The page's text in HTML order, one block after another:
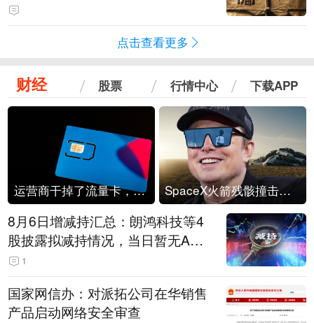
点击查看更多
财经 股票 行情中心 下载APP
运营商干掉了流量卡，他们真的玩不起了 SpaceX火箭残骸撞击月球
8月6日增减持汇总：朗鸿科技等4
股披露拟减持情况，当日暂无A股
公司披露拟增持情况（表）
1
国家网信办：对派拓公司在华销售
产品启动网络安全审查